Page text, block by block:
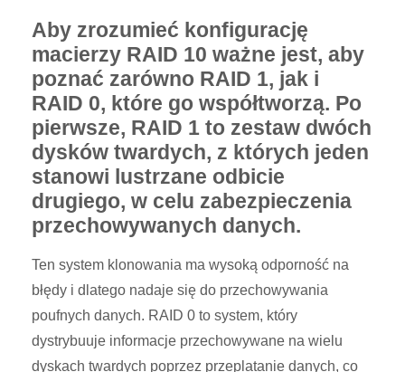
Aby zrozumieć konfigurację
macierzy RAID 10 ważne jest, aby
poznać zarówno RAID 1, jak i
RAID 0, które go współtworzą. Po
pierwsze, RAID 1 to zestaw dwóch
dysków twardych, z których jeden
stanowi lustrzane odbicie
drugiego, w celu zabezpieczenia
przechowywanych danych.
Ten system klonowania ma wysoką odporność na
błędy i dlatego nadaje się do przechowywania
poufnych danych. RAID 0 to system, który
dystrybuuje informacje przechowywane na wielu
dyskach twardych poprzez przeplatanie danych, co